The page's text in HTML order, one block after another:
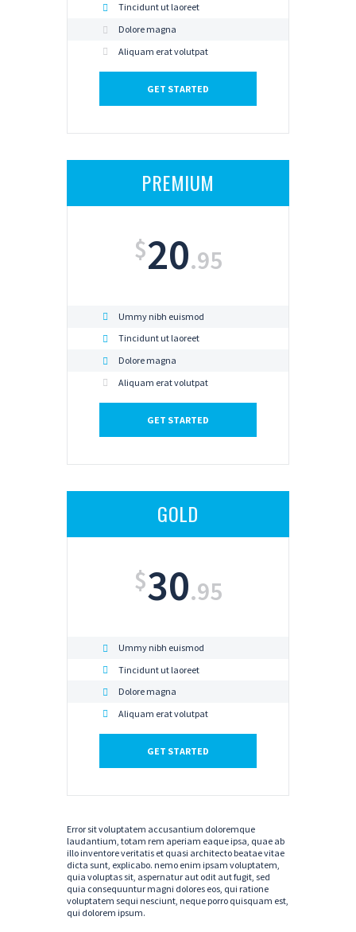
Tincidunt ut laoreet
Dolore magna
Aliquam erat volutpat
GET STARTED
PREMIUM
$20.95
Ummy nibh euismod
Tincidunt ut laoreet
Dolore magna
Aliquam erat volutpat
GET STARTED
GOLD
$30.95
Ummy nibh euismod
Tincidunt ut laoreet
Dolore magna
Aliquam erat volutpat
GET STARTED
Error sit voluptatem accusantium doloremque
laudantium, totam rem aperiam eaque ipsa, quae ab
illo inventore veritatis et quasi architecto beatae vitae
dicta sunt, explicabo. nemo enim ipsam voluptatem,
quia voluptas sit, aspernatur aut odit aut fugit, sed
quia consequuntur magni dolores eos, qui ratione
voluptatem sequi nesciunt, neque porro quisquam est,
qui dolorem ipsum.